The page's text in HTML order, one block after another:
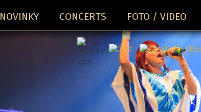
NOVINKY CONCERTS FOTO / VIDEO